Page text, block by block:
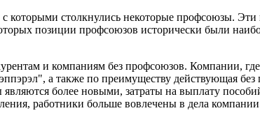
которыми столкнулись некоторые профсоюзы.
позиции профсоюзов исторически были
и компаниям без профсоюзов. Компании,
а также по преимуществу действующая
более новыми, затраты на выплату
ра­ботники больше вовлечены в дела